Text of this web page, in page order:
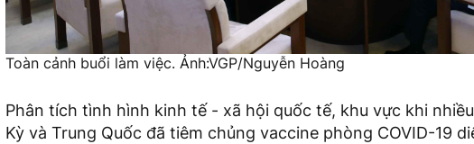
Toàn cảnh buổi làm việc. Ảnh:VGP/Nguyễn Hoàng
Phân tích tình hình kinh tế - xã hội quốc tế, khu vực khi
Kỳ và Trung Quốc đã tiêm chủng vaccine phòng COVID-19